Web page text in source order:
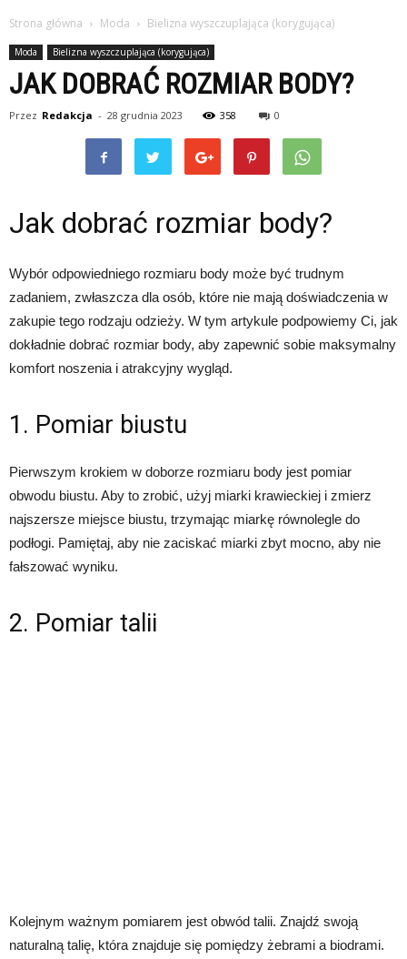
Strona główna Moda Bielizna wyszczuplająca (korygująca)
Moda Bielizna wyszczuplająca (korygująca)
JAK DOBRAĆ ROZMIAR BODY?
Przez Redakcja - 28 grudnia 2023 358 0
Jak dobrać rozmiar body?
Wybór odpowiedniego rozmiaru body może być trudnym
zadaniem, zwłaszcza dla osób, które nie mają doświadczenia w
zakupie tego rodzaju odzieży. W tym artykule podpowiemy Ci, jak
dokładnie dobrać rozmiar body, aby zapewnić sobie maksymalny
komfort noszenia i atrakcyjny wygląd.
1. Pomiar biustu
Pierwszym krokiem w doborze rozmiaru body jest pomiar
obwodu biustu. Aby to zrobić, użyj miarki krawieckiej i zmierz
najszersze miejsce biustu, trzymając miarkę równolegle do
podłogi. Pamiętaj, aby nie zaciskać miarki zbyt mocno, aby nie
fałszować wyniku.
2. Pomiar talii
Kolejnym ważnym pomiarem jest obwód talii. Znajdź swoją
naturalną talię, która znajduje się pomiędzy żebrami a biodrami.